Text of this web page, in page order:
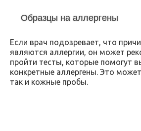
Образцы на аллергены
Если врач подозревает, что
являются аллергии, он может
пройти тесты, которые помогут
конкретные аллергены. Это
так и кожные пробы.